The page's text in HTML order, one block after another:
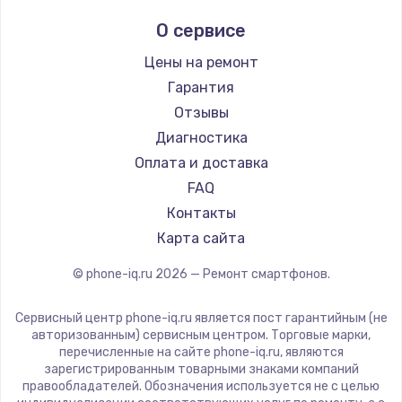
Ремонт смартфонов Nubia
Ремонт смартфонов Land Rover
Ремонт смартфонов Acer
Ремонт смартфонов HP
Ремонт смартфонов Poco
Ремонт смартфонов HTC
Ремонт смартфонов Blackmagic
Ремонт смартфонов Nothing
Ремонт смартфонов iQOO
Ginzzu
Highscreen
Irbis
Kyocera
LeEco
OnePlus
teXet
Motorola
Prestigio
Elephone
BlackView
Google
О сервисе
Цены на ремонт
Гарантия
Отзывы
Диагностика
Оплата и доставка
FAQ
Контакты
Карта сайта
© phone-iq.ru 2026 — Ремонт смартфонов.
Сервисный центр phone-iq.ru является пост гарантийным (не
авторизованным) сервисным центром. Торговые марки,
перечисленные на сайте phone-iq.ru, являются
зарегистрированным товарными знаками компаний
правообладателей. Обозначения используется не с целью